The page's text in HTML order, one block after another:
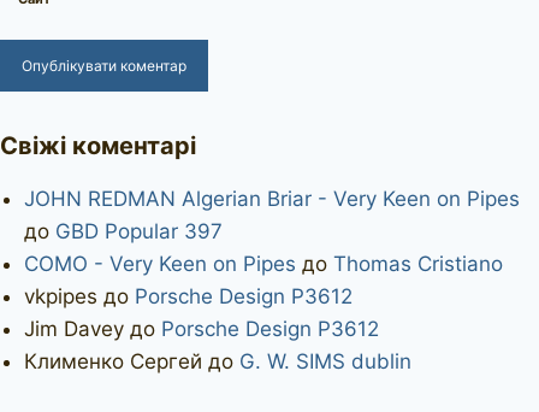
Свіжі коментарі
JOHN REDMAN Algerian Briar - Very Keen on Pipes
до GBD Popular 397
COMO - Very Keen on Pipes до Thomas Cristiano
vkpipes до Porsche Design P3612
Jim Davey до Porsche Design P3612
Клименко Сергей до G. W. SIMS dublin